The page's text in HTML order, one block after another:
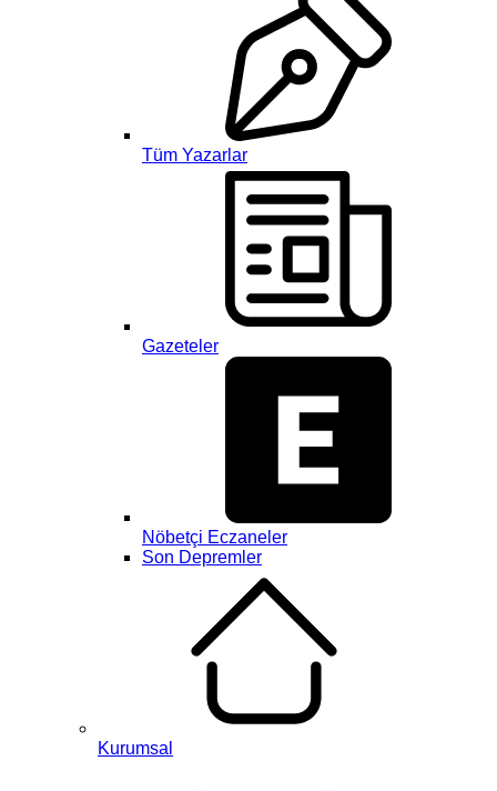
Tüm Yazarlar
Gazeteler
Nöbetçi Eczaneler
Son Depremler
Kurumsal